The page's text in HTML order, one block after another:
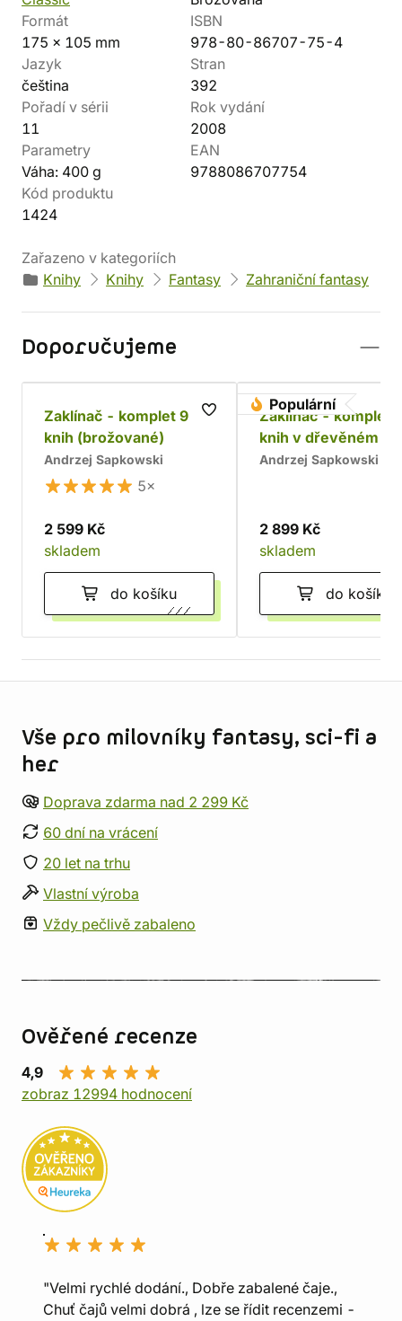
Formát
175 x 105 mm
ISBN
978-80-86707-75-4
Jazyk
čeština
Stran
392
Pořadí v sérii
11
Rok vydání
2008
Parametry
Váha: 400 g
EAN
9788086707754
Kód produktu
1424
Zařazeno v kategoriích
Knihy
Knihy Fantasy Zahraniční fantasy
Doporučujeme
Zaklínač - komplet 9
knih (brožované)
Andrzej Sapkowski
5×
2 599 Kč
skladem
do košíku
Populární
Zaklínač - komplet
knih v dřevěném
Chrám
Andrzej Sapkowski
2 899 Kč
skladem
do košíku
Vše pro milovníky fantasy, sci-fi a
her
Doprava zdarma nad 2 299 Kč
60 dní na vrácení
20 let na trhu
Vlastní výroba
Vždy pečlivě zabaleno
Ověřené recenze
4,9
zobraz 12994 hodnocení
"Velmi rychlé dodání., Dobře zabalené čaje.,
Chuť čajů velmi dobrá , lze se řídit recenzemi -